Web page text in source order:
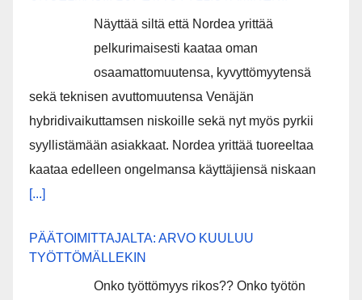
Näyttää siltä että Nordea yrittää
pelkurimaisesti kaataa oman
osaamattomuutensa, kyvyttömyytensä
sekä teknisen avuttomuutensa Venäjän
hybridivaikuttamsen niskoille sekä nyt myös pyrkii
syyllistämään asiakkaat. Nordea yrittää tuoreeltaa
kaataa edelleen ongelmansa käyttäjiensä niskaan
[...]
PÄÄTOIMITTAJALTA: ARVO KUULUU
TYÖTTÖMÄLLEKIN
Onko työttömyys rikos?? Onko työtön